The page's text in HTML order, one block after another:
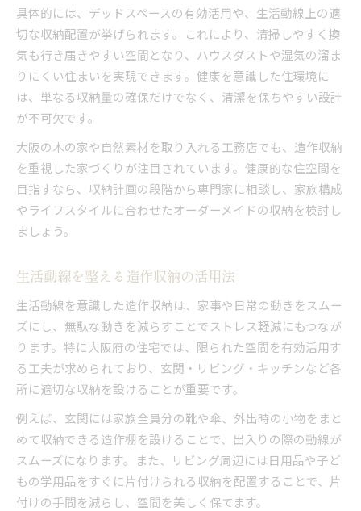
自然素材と造作収納で健康的な空間作り
デッドスペース活用と造作収納の工夫とは
デッドスペースを活かす造作収納の発想
梁下や階段下を有効利用する造作収納術
オーダーメイド造作収納で家事がラクになる方
自然素材の造作収納による安心空間作り
シックハウス対策に強い自然素材収納の選び方
造作収納で作る快適な空間の秘訣
安心感を生む自然素材の造作収納とは
家族を守る健康的な造作収納設計の秘訣
家族の健康を守る造作収納設計のポイント
子育て世帯に最適な造作収納の工夫
調湿・断熱性を高める造作収納の技術
造作収納で掃除や片付けがラクになる理由
将来を見据えた健康的な造作収納の設計法
具体的には、デッドスペースの有効活用や、生活動線上の適
切な収納配置が挙げられます。これにより、清掃しやすく換
気も行き届きやすい空間となり、ハウスダストや湿気の溜ま
りにくい住まいを実現できます。健康を意識した住環境に
は、単なる収納量の確保だけでなく、清潔を保ちやすい設計
が不可欠です。
大阪の木の家や自然素材を取り入れる工務店でも、造作収納
を重視した家づくりが注目されています。健康的な住空間を
目指すなら、収納計画の段階から専門家に相談し、家族構成
やライフスタイルに合わせたオーダーメイドの収納を検討し
ましょう。
生活動線を整える造作収納の活用法
生活動線を意識した造作収納は、家事や日常の動きをスムー
ズにし、無駄な動きを減らすことでストレス軽減にもつなが
ります。特に大阪府の住宅では、限られた空間を有効活用す
る工夫が求められており、玄関・リビング・キッチンなど各
所に適切な収納を設けることが重要です。
例えば、玄関には家族全員分の靴や傘、外出時の小物をまと
めて収納できる造作棚を設けることで、出入りの際の動線が
スムーズになります。また、リビング周辺には日用品や子ど
もの学用品をすぐに片付けられる収納を配置することで、片
付けの手間を減らし、空間を美しく保てます。